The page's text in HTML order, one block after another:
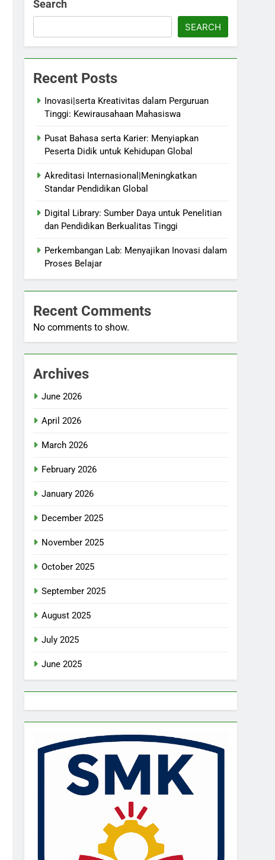
Search
SEARCH
Recent Posts
Inovasi|serta Kreativitas dalam Perguruan
Tinggi: Kewirausahaan Mahasiswa
Pusat Bahasa serta Karier: Menyiapkan
Peserta Didik untuk Kehidupan Global
Akreditasi Internasional|Meningkatkan
Standar Pendidikan Global
Digital Library: Sumber Daya untuk Penelitian
dan Pendidikan Berkualitas Tinggi
Perkembangan Lab: Menyajikan Inovasi dalam
Proses Belajar
Recent Comments
No comments to show.
Archives
June 2026
April 2026
March 2026
February 2026
January 2026
December 2025
November 2025
October 2025
September 2025
August 2025
July 2025
June 2025